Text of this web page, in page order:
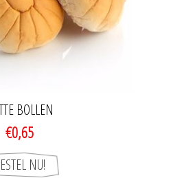
BOLLEN
€0,65